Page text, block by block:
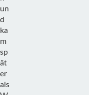
un
d
ka
m
sp
ät
er
als